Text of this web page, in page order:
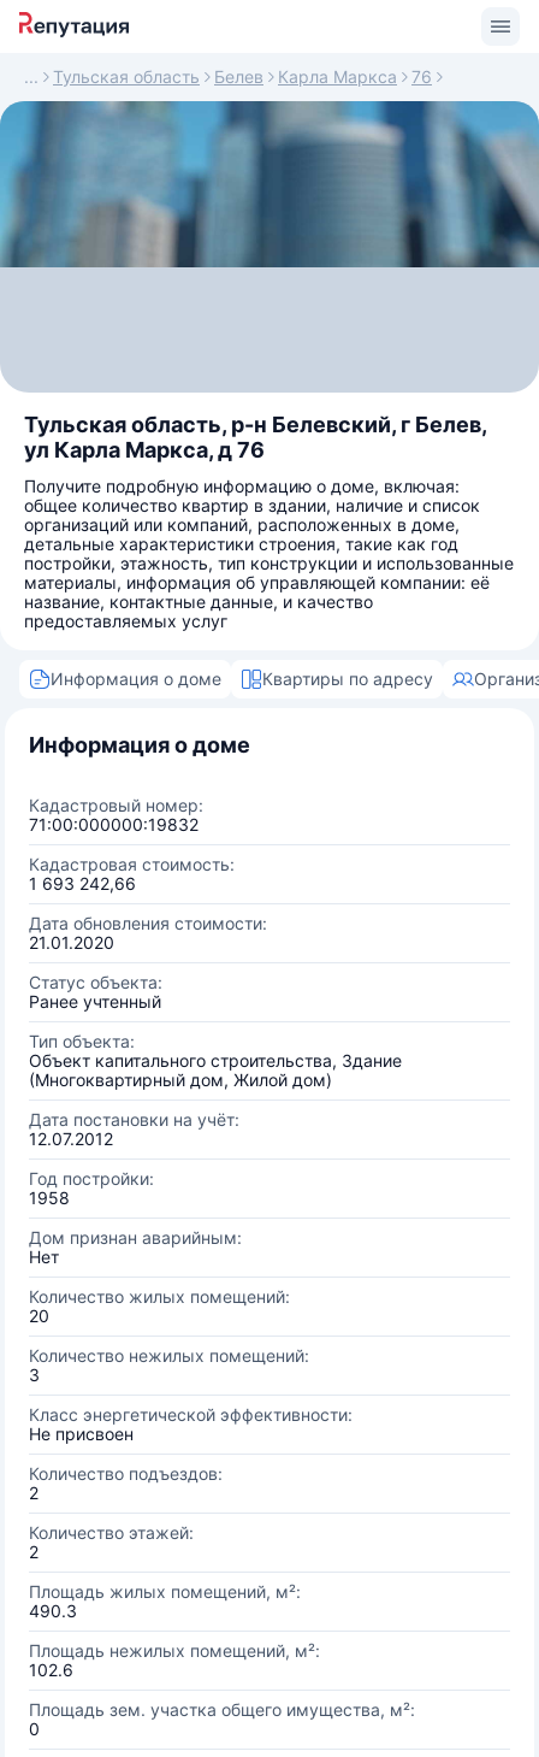
Тульская область Белев Карла Маркса 76
Тульская область, р-н Белевский, г Белев,
ул Карла Маркса, д 76
Получите подробную информацию о доме, включая:
общее количество квартир в здании, наличие и список
организаций или компаний, расположенных в доме,
детальные характеристики строения, такие как год
постройки, этажность, тип конструкции и использованные
материалы, информация об управляющей компании: её
название, контактные данные, и качество
предоставляемых услуг
Информация о доме Квартиры по адресу
Информация о доме
Кадастровый номер:
71:00:000000:19832
Кадастровая стоимость:
1 693 242,66
Дата обновления стоимости:
21.01.2020
Статус объекта:
Ранее учтенный
Тип объекта:
Объект капитального строительства, Здание
(Многоквартирный дом, Жилой дом)
Дата постановки на учёт:
12.07.2012
Год постройки:
1958
Дом признан аварийным:
Нет
Количество жилых помещений:
20
Количество нежилых помещений:
3
Класс энергетической эффективности:
Не присвоен
Количество подъездов:
2
Количество этажей:
2
Площадь жилых помещений, м²:
490.3
Площадь нежилых помещений, м²:
102.6
Площадь зем. участка общего имущества, м²:
0